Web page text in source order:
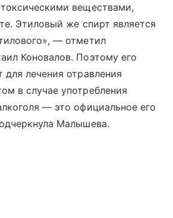
веществами,
Этиловый же спирт является
— отметил
Коновалов. Поэтому его
для лечения отравления
в случае употребления
— это официальное его
Малышева.